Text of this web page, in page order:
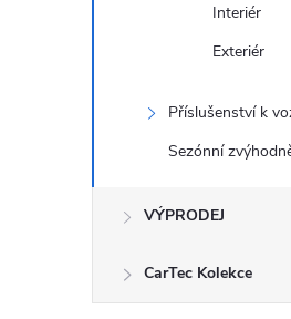
Interiér
Exteriér
Příslušenství k
Sezónní
VÝPRODEJ
CarTec Kolekce